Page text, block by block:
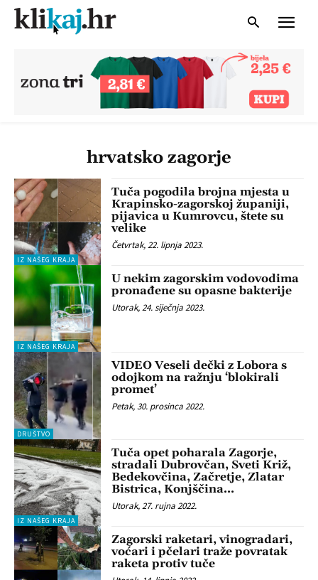
hrvatsko zagorje
IZ NAŠEG KRAJA
Tuča pogodila brojna mjesta u
Krapinsko-zagorskoj županiji,
pijavica u Kumrovcu, štete su
velike
Četvrtak, 22. lipnja 2023.
IZ NAŠEG KRAJA
U nekim zagorskim vodovodima
pronađene su opasne bakterije
Utorak, 24. siječnja 2023.
DRUŠTVO
VIDEO Veseli dečki z Lobora s
odojkom na ražnju ‘blokirali
promet’
Petak, 30. prosinca 2022.
IZ NAŠEG KRAJA
Tuča opet poharala Zagorje,
stradali Dubrovčan, Sveti Križ,
Bedekovčina, Začretje, Zlatar
Bistrica, Konjščina…
Utorak, 27. rujna 2022.
Zagorski raketari, vinogradari,
voćari i pčelari traže povratak
raketa protiv tuče